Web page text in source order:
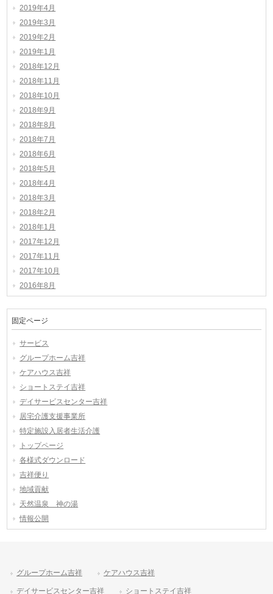
2019年4月
2019年3月
2019年2月
2019年1月
2018年12月
2018年11月
2018年10月
2018年9月
2018年8月
2018年7月
2018年6月
2018年5月
2018年4月
2018年3月
2018年2月
2018年1月
2017年12月
2017年11月
2017年10月
2016年8月
固定ページ
サービス
グループホーム吉祥
ケアハウス吉祥
ショートステイ吉祥
デイサービスセンター吉祥
居宅介護支援事業所
特定施設入居者生活介護
トップページ
各様式ダウンロード
吉祥便り
地域貢献
天然温泉 神の湯
情報公開
グループホーム吉祥 ケアハウス吉祥
デイサービスセンター吉祥 ショートステイ吉祥